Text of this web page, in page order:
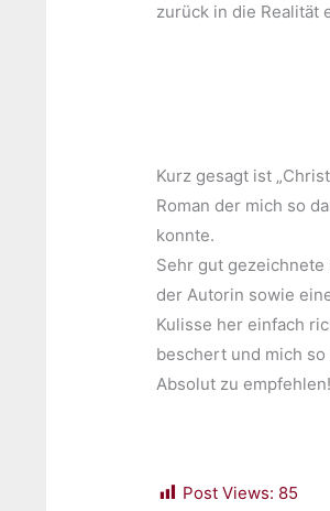
zurück in die Realität
Kurz gesagt ist
Roman der mich so
konnte.
Sehr gut
der Autorin sowie
Kulisse her einfach
beschert und mich
Absolut zu empfehlen!
Post Views: 85